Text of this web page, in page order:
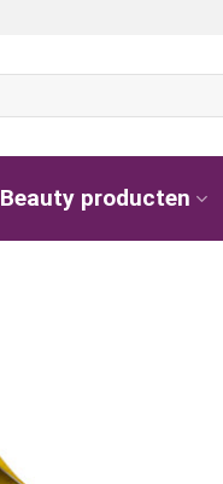
Beauty producten